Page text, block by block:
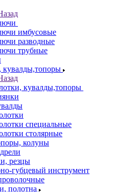
имбусовые
разводные
трубные
кувалды,топоры
специальные
столярные
колуны
резцы
губцевый инструмент
полотна